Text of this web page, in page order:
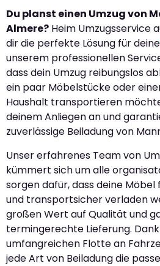
Du planst einen Umzug von
Almere? Heim Umzugsservice
dir die perfekte Lösung für deine
unserem professionellen
dass dein Umzug reibungslos
ein paar Möbelstücke oder
Haushalt transportieren
deinem Anliegen an und
zuverlässige Beiladung von
Unser erfahrenes Team von
kümmert sich um alle
sorgen dafür, dass deine
und transportsicher verladen
großen Wert auf Qualität und
termingerechte Lieferung.
umfangreichen Flotte an
jede Art von Beiladung die